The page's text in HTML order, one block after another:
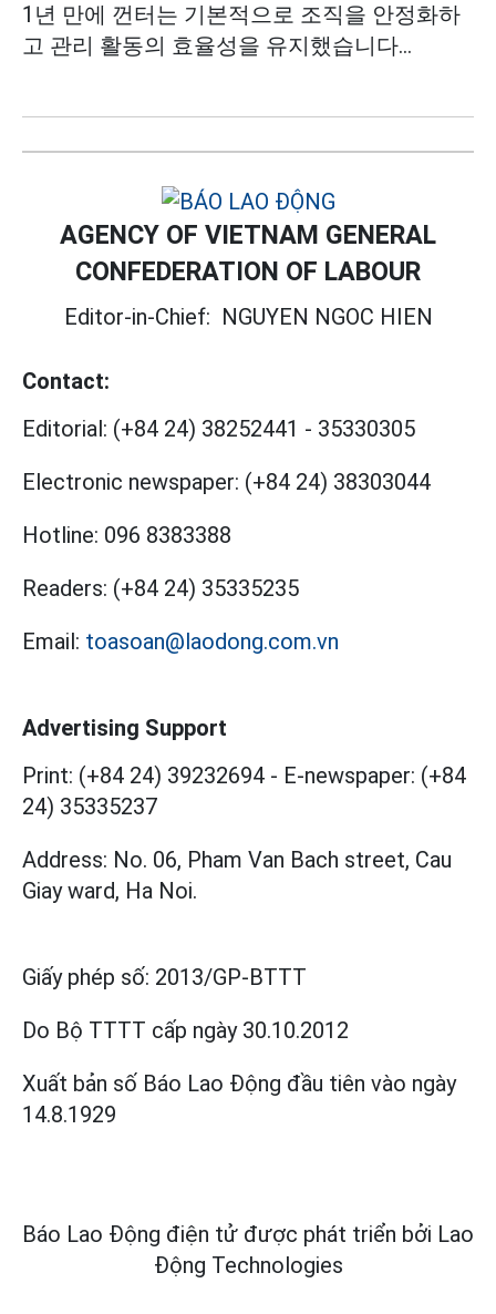
1년 만에 껀터는 기본적으로 조직을 안정화하
고 관리 활동의 효율성을 유지했습니다...
AGENCY OF VIETNAM GENERAL
CONFEDERATION OF LABOUR
Editor-in-Chief: NGUYEN NGOC HIEN
Contact:
Editorial: (+84 24) 38252441 - 35330305
Electronic newspaper: (+84 24) 38303044
Hotline: 096 8383388
Readers: (+84 24) 35335235
Email: toasoan@laodong.com.vn
Advertising Support
Print: (+84 24) 39232694 - E-newspaper: (+84
24) 35335237
Address: No. 06, Pham Van Bach street, Cau
Giay ward, Ha Noi.
Giấy phép số: 2013/GP-BTTT
Do Bộ TTTT cấp ngày 30.10.2012
Xuất bản số Báo Lao Động đầu tiên vào ngày
14.8.1929
Báo Lao Động điện tử được phát triển bởi Lao
Động Technologies